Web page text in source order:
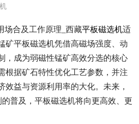
场合及工作原理_西藏平板磁选机适
矿平板磁选机凭借高磁场强度、动
，成为弱磁性锰矿高效分选的核心
根据矿石特性优化工艺参数，并注
效益与资源利用率的大化。未来，
普及，平板磁选机将向更高效、更